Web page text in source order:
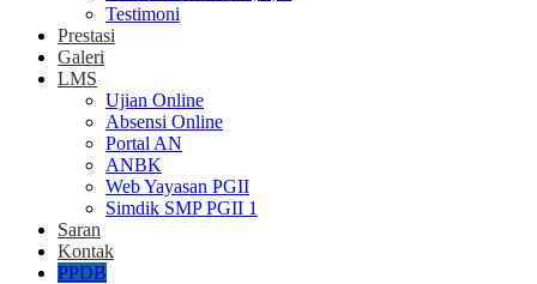
Testimoni
Prestasi
Galeri
LMS
Ujian Online
Absensi Online
Portal AN
ANBK
Web Yayasan PGII
Simdik SMP PGII 1
Saran
Kontak
PPDB